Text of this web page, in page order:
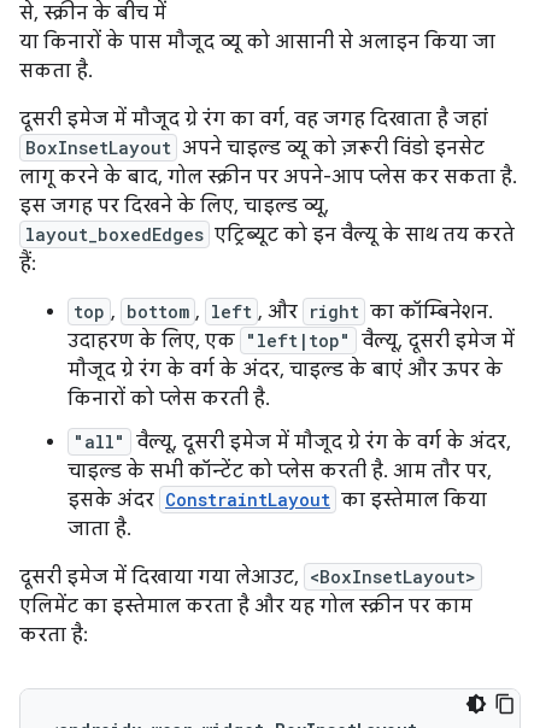
से, स्क्रीन के बीच में
या किनारों के पास मौजूद व्यू को आसानी से अलाइन किया जा
सकता है.
दूसरी इमेज में मौजूद ग्रे रंग का वर्ग, वह जगह दिखाता है जहां
BoxInsetLayout अपने चाइल्ड व्यू को ज़रूरी विंडो इनसेट
लागू करने के बाद, गोल स्क्रीन पर अपने-आप प्लेस कर सकता है.
इस जगह पर दिखने के लिए, चाइल्ड व्यू,
layout_boxedEdges एट्रिब्यूट को इन वैल्यू के साथ तय करते
हैं:
top , bottom , left , और right का कॉम्बिनेशन.
उदाहरण के लिए, एक "left|top"
वैल्यू, दूसरी इमेज में
मौजूद ग्रे रंग के वर्ग के अंदर, चाइल्ड के बाएं और ऊपर के
किनारों को प्लेस करती है.
"all"
वैल्यू, दूसरी इमेज में मौजूद ग्रे रंग के वर्ग के अंदर,
चाइल्ड के सभी कॉन्टेंट को प्लेस करती है. आम तौर पर,
इसके अंदर ConstraintLayout का इस्तेमाल किया
जाता है.
दूसरी इमेज में दिखाया गया लेआउट, <BoxInsetLayout>
एलिमेंट का इस्तेमाल करता है और यह गोल स्क्रीन पर काम
करता है: